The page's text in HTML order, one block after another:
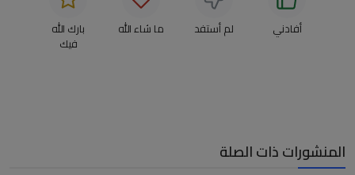
أفادني لم أستفد ما شاء الله بارك الله
فيك
المنشورات ذات الصلة